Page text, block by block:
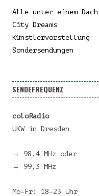
Alle unter einem Dach
City Dreams
Künstlervorstellung
Sondersendungen
SENDEFREQUENZ
coloRadio
UKW in Dresden
→ 98,4 MHz oder
→ 99,3 MHz
Mo-Fr: 18–23 Uhr